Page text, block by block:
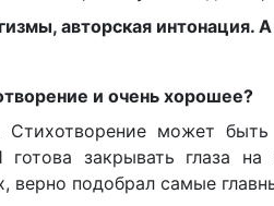
авторская интонация.
и очень хорошее?
может быть
закрывать глаза
верно подобрал самые